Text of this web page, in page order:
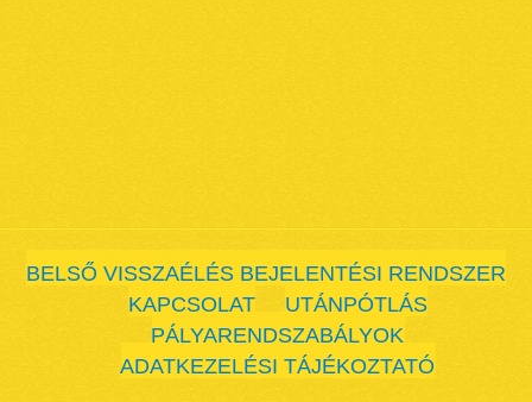
BELSŐ VISSZAÉLÉS BEJELENTÉSI RENDSZER
KAPCSOLAT
UTÁNPÓTLÁS
PÁLYARENDSZABÁLYOK
ADATKEZELÉSI TÁJÉKOZTATÓ